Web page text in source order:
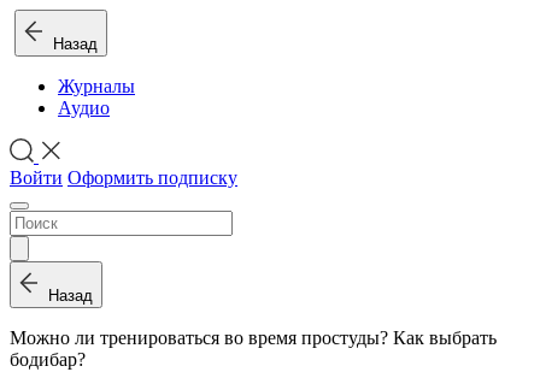
Назад
Журналы
Аудио
Войти Оформить подписку
Назад
Можно ли тренироваться во время простуды? Как выбрать
бодибар?